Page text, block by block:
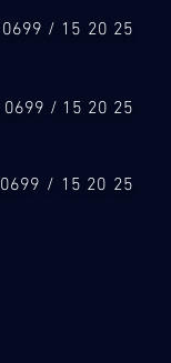
0699 / 15 20 25
0699 / 15 20 25
0699 / 15 20 25